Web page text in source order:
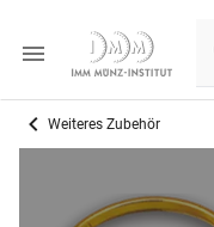
Weiteres Zubehör